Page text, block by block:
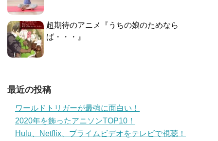
超期待のアニメ『うちの娘のためなら
ば・・・』
最近の投稿
ワールドトリガーが最強に面白い！
2020年を飾ったアニソンTOP10！
Hulu、Netflix、プライムビデオをテレビで視聴！